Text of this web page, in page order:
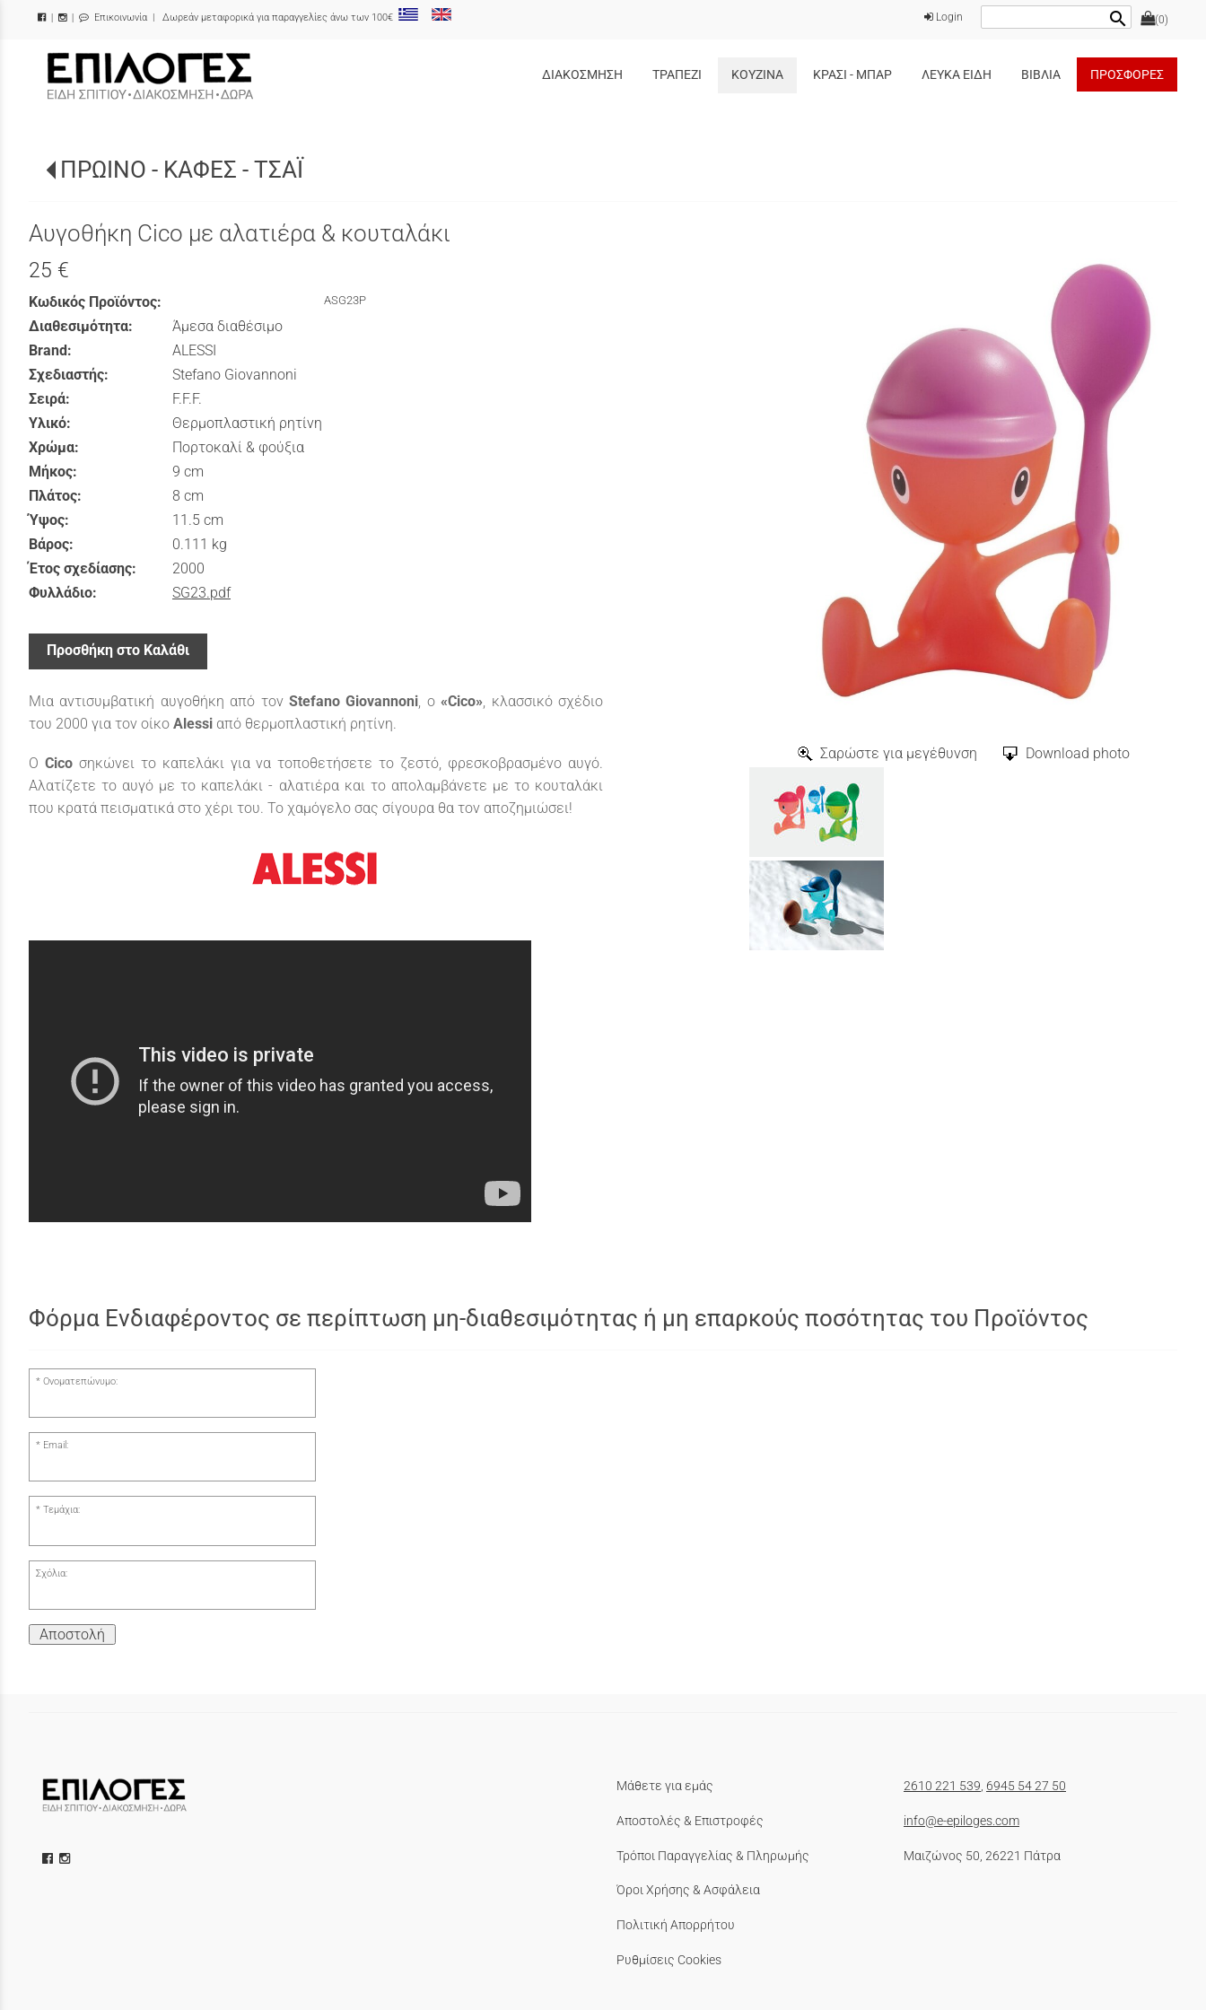
| Επικοινωνία | Δωρεάν μεταφορικά για παραγγελίες άνω των 100€ (0)
search
Login
/
ΔΙΑΚΟΣΜΗΣΗ ΤΡΑΠΕΖΙ ΚΟΥΖΙΝΑ ΚΡΑΣΙ - ΜΠΑΡ ΛΕΥΚΑ ΕΙΔΗ ΒΙΒΛΙΑ ΠΡΟΣΦΟΡΕΣ
ΠΡΩΙΝΟ - ΚΑΦΕΣ - ΤΣΑΪ
Σαρώστε για μεγέθυνση Download photo
Αυγοθήκη Cico με αλατιέρα & κουταλάκι
25 €
Κωδικός Προϊόντος: ASG23P
Διαθεσιμότητα:
Άμεσα διαθέσιμο
Brand:
ALESSI
Σχεδιαστής:
Stefano Giovannoni
Σειρά:
F.F.F.
Υλικό:
Θερμοπλαστική ρητίνη
Χρώμα:
Πορτοκαλί & φούξια
Μήκος:
9 cm
Πλάτος:
8 cm
Ύψος:
11.5 cm
Βάρος:
0.111 kg
Έτος σχεδίασης:
2000
Φυλλάδιο:
SG23.pdf
Προσθήκη στο Καλάθι
Μια αντισυμβατική αυγοθήκη από τον Stefano Giovannoni, ο «Cico», κλασσικό σχέδιο
του 2000 για τον οίκο Alessi από θερμοπλαστική ρητίνη.
Ο Cico σηκώνει το καπελάκι για να τοποθετήσετε το ζεστό, φρεσκοβρασμένο αυγό.
Αλατίζετε το αυγό με το καπελάκι - αλατιέρα και το απολαμβάνετε με το κουταλάκι
που κρατά πεισματικά στο χέρι του. Το χαμόγελο σας σίγουρα θα τον αποζημιώσει!
Φόρμα Ενδιαφέροντος σε περίπτωση μη-διαθεσιμότητας ή μη επαρκούς ποσότητας του Προϊόντος
Ονοματεπώνυμο:
Email:
Τεμάχια:
Σχόλια:
Αποστολή
Μάθετε για εμάς
Αποστολές & Επιστροφές
Τρόποι Παραγγελίας & Πληρωμής
Όροι Χρήσης & Ασφάλεια
Πολιτική Απορρήτου
Ρυθμίσεις Cookies
2610 221 539 6945 54 27 50
info@e-epiloges.com
Μαιζώνος 50, 26221 Πάτρα